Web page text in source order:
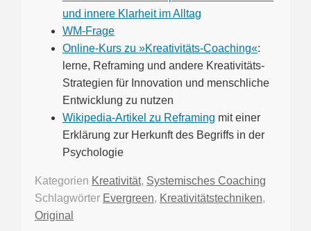
und innere Klarheit im Alltag
WM-Frage
Online-Kurs zu »Kreativitäts-Coaching«:
lerne, Reframing und andere Kreativitäts-
Strategien für Innovation und menschliche
Entwicklung zu nutzen
Wikipedia-Artikel zu Reframing mit einer
Erklärung zur Herkunft des Begriffs in der
Psychologie
Kategorien Kreativität, Systemisches Coaching
Schlagwörter Evergreen, Kreativitätstechniken,
Original